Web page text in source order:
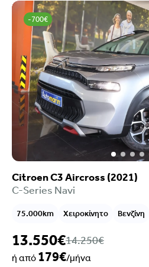
-700€
Citroen C3 Aircross (2021)
C-Series Navi
75.000km Χειροκίνητο Βενζίνη
13.550€14.250€
ή από 179€/μήνα